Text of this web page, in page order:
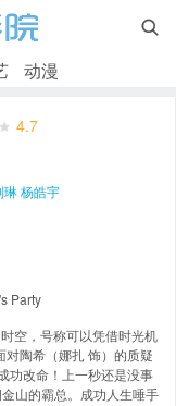

动漫
4.7
琳杨皓宇
Party
空，号称可以凭借时光机
陶希（娜扎 饰）的质疑
功改命！上一秒还是没事
山的霸总。成功人生唾手